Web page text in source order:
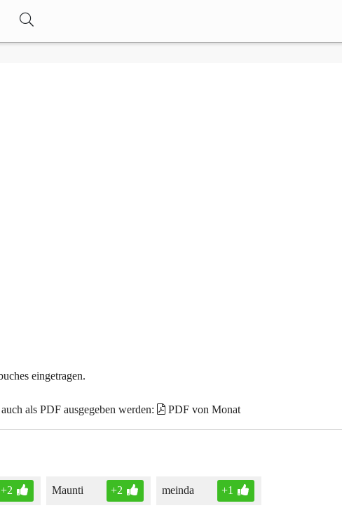
eingetragen.
als PDF ausgegeben werden: PDF von Monat
+2 Maunti +2 meinda +1